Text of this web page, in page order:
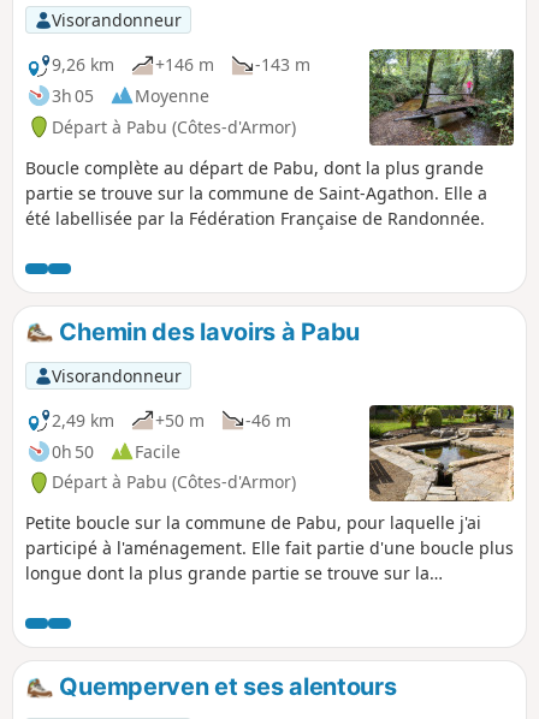
Visorandonneur
9,26 km
+146 m
-143 m
3h 05
Moyenne
Départ à Pabu (Côtes-d'Armor)
Boucle complète au départ de Pabu, dont la plus grande
partie se trouve sur la commune de Saint-Agathon. Elle a
été labellisée par la Fédération Française de Randonnée.
Chemin des lavoirs à Pabu
Visorandonneur
2,49 km
+50 m
-46 m
0h 50
Facile
Départ à Pabu (Côtes-d'Armor)
Petite boucle sur la commune de Pabu, pour laquelle j'ai
participé à l'aménagement. Elle fait partie d'une boucle plus
longue dont la plus grande partie se trouve sur la
été labellisée par la Fédération Française de Randonnée.
Sentier balisé en Jaune.
Quemperven et ses alentours